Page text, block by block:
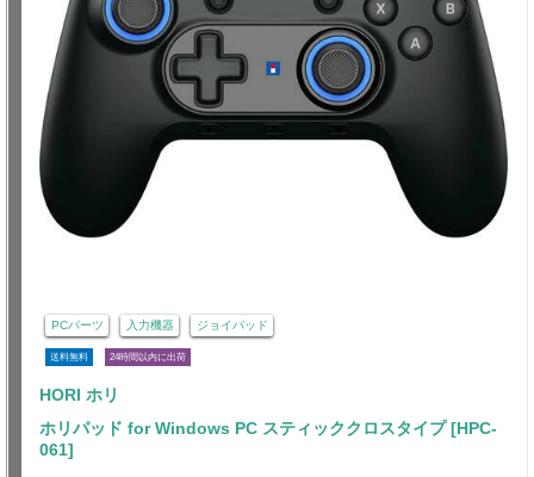
PCパーツ 入力機器 ジョイパッド
送料無料 24時間以内に出荷
HORI ホリ
ホリパッド for Windows PC スティッククロスタイプ [HPC-
061]